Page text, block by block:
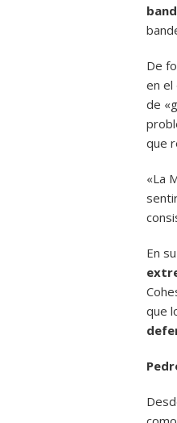
De
en el
de
que
«La
En
que